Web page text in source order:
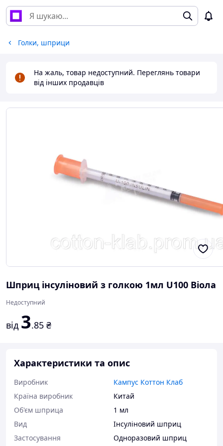
Голки, шприци
На жаль, товар недоступний. Переглянь товари
від інших продавців
Шприц інсуліновий з голкою 1мл U100 Віола
Недоступний
від 3.85 ₴
Характеристики та опис
Виробник
Кампус Коттон Клаб
Країна виробник
Китай
Об'єм шприца
1 мл
Вид
Інсуліновий шприц
Застосування
Одноразовий шприц